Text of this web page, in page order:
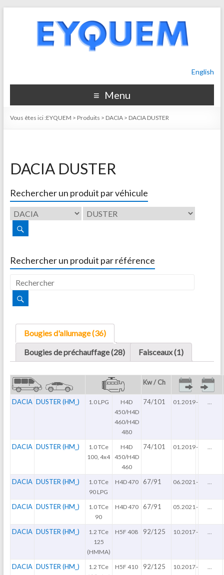
English
Menu
Vous êtes ici :EYQUEM > Produits > DACIA> DACIA DUSTER
DACIA DUSTER
Rechercher un produit par véhicule
Rechercher un produit par référence
Bougies d'allumage (36)
Bougies de préchauffage (28)
Faisceaux (1)
Kw / Ch
DACIA DUSTER (HM_) 1.0 LPG
H4D
450/H4D
460/H4D
480
74/101 01.2019-
DACIA DUSTER (HM_)
1.0 TCe
100, 4x4
H4D
450/H4D
460
74/101 01.2019-
DACIA DUSTER (HM_)
1.0 TCe
90 LPG
H4D 470 67/91 06.2021 -
DACIA DUSTER (HM_)
1.0 TCe
90
H4D 470 67/91 05.2021 -
DACIA DUSTER (HM_)
1.2 TCe
125
(HMMA)
H5F 408 92/125 10.2017-
DACIA DUSTER (HM_)
1.2 TCe
H5F 410 92/125 10.2017-